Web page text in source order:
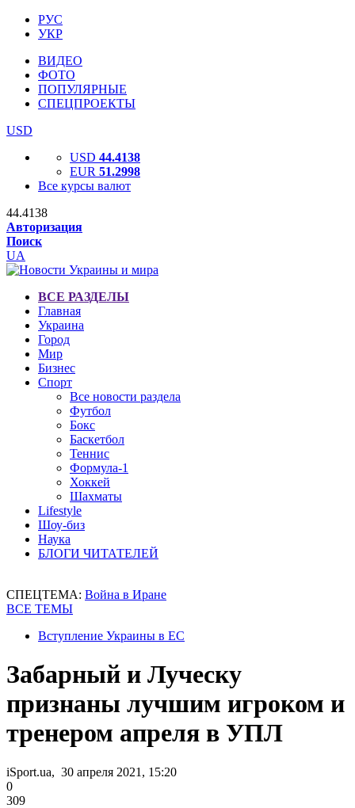
РУС
УКР
ВИДЕО
ФОТО
ПОПУЛЯРНЫЕ
СПЕЦПРОЕКТЫ
USD
USD 44.4138
EUR 51.2998
Все курсы валют
44.4138
Авторизация
Поиск
UA
ВСЕ РАЗДЕЛЫ
Главная
Украина
Город
Мир
Бизнес
Спорт
Все новости раздела
Футбол
Бокс
Баскетбол
Теннис
Формула-1
Хоккей
Шахматы
Lifestyle
Шоу-биз
Наука
БЛОГИ ЧИТАТЕЛЕЙ
СПЕЦТЕМА: Война в Иране
ВСЕ ТЕМЫ
Вступление Украины в ЕС
Забарный и Луческу
признаны лучшим игроком и
тренером апреля в УПЛ
iSport.ua, 30 апреля 2021, 15:20
0
309